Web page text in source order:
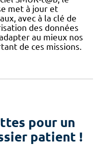
met à jour et
avec à la clé de
des données
au mieux nos
de ces missions.​​
pour un
patient !